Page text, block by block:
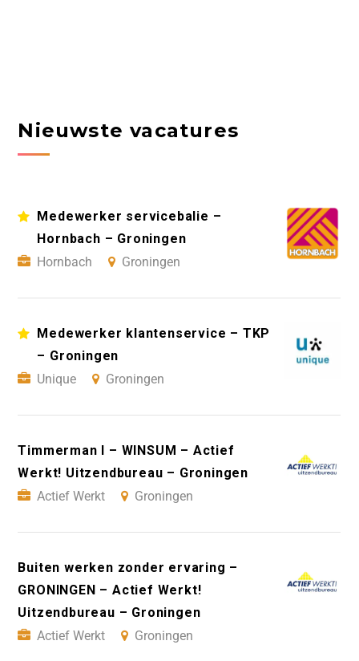
Nieuwste vacatures
Medewerker servicebalie –
Hornbach – Groningen
Hornbach
Groningen
Medewerker klantenservice – TKP
– Groningen
Unique
Groningen
Timmerman I – WINSUM – Actief
Werkt! Uitzendbureau – Groningen
Actief Werkt
Groningen
Buiten werken zonder ervaring –
GRONINGEN – Actief Werkt!
Uitzendbureau – Groningen
Actief Werkt
Groningen